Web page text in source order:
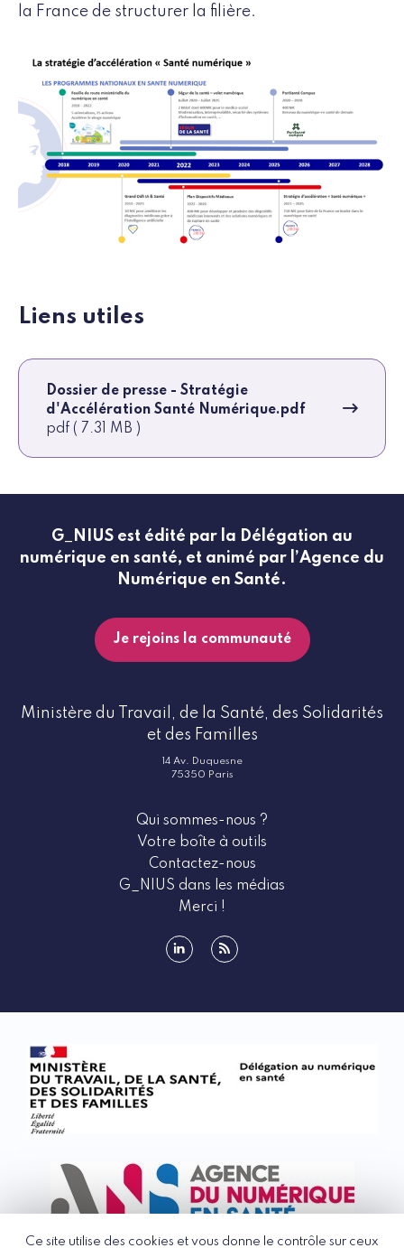
Ce site utilise des cookies et vous donne le contrôle sur ceux
la France de structurer la filière.
Liens utiles
Dossier de presse - Stratégie
d'Accélération Santé Numérique.pdf
pdf ( 7.31 MB )
G_NIUS est édité par la Délégation au
numérique en santé, et animé par l’Agence du
Numérique en Santé.
Je rejoins la communauté
Ministère du Travail, de la Santé, des Solidarités
et des Familles
14 Av. Duquesne
75350 Paris
Qui sommes-nous ?
Votre boîte à outils
Contactez-nous
G_NIUS dans les médias
Merci !